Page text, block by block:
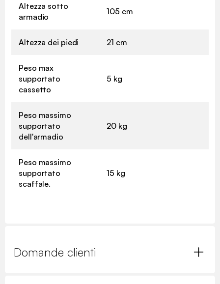
Altezza sotto
armadio
105 cm
Altezza dei piedi 21 cm
Peso max
supportato
cassetto
5 kg
Peso massimo
supportato
dell'armadio
20 kg
Peso massimo
supportato
scaffale.
15 kg
Domande clienti